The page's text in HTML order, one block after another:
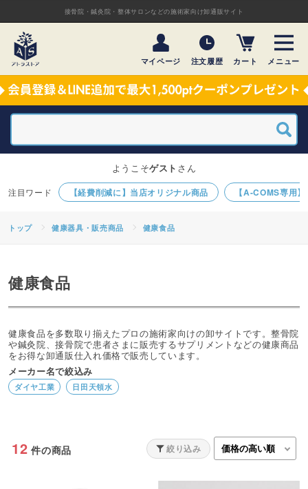
接骨院・鍼灸院・整体サロンなどの施術家向け卸通販サイト
マイページ 注文履歴 カート メニュー
【経費削減に】当店オリジナル商品 【A-COMS専用
ようこそゲスト さん
トップ 健康器具・販売商品 健康食品
健康食品
健康食品を多数取り揃えたプロの施術家向けの卸サイトです。整骨院
や鍼灸院、接骨院で患者さまに販売するサプリメントなどの健康商品
をお得な卸通販仕入れ価格で販売しています。
メーカー名で絞込み
ダイヤ工業 日田天領水
12 件の商品 絞り込み